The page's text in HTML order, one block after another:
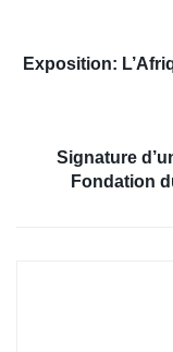
Exposition:
Signature
Fondation